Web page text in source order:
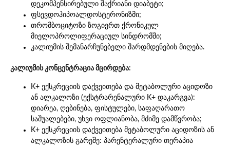
დეკომპენსირებული შაქრიანი დიაბეტი;
ფსევდოჰიპოალდოსტერონიზმი;
თრომბოციტოზი ზოგიერთ ქრონიკულ
მიელოპროლიფერაციულ სინდრომში;
კალიუმის შემანარჩუნებელი შარდმდენების მიღება.
კალიუმის კონცენტრაცია მცირდება:
K+ ექსკრეციის დაქვეითება და მეტაბოლური აციდოზი
ან ალკალოზი (ექსტრარენალური K+ დაკარგვა):
დიარეა, ღებინება, ფისტულები, საფაღარათო
საშუალებები, უხვი ოფლიანობა, მძიმე დამწვრობა;
K+ ექსკრეციის დაქვეითება მეტაბოლური აციდოზის ან
ალკალოზის გარეშე: პარენტერალური თერაპია